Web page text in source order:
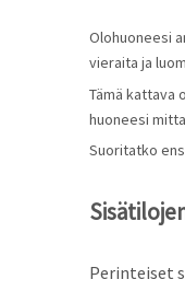
Olohuoneesi
vieraita ja
Tämä kattava
huoneesi
Suoritatko
Perinteiset